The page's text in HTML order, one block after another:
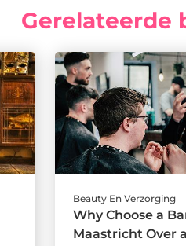
Gerelateerde
Beauty En Verzorging
Why Choose a
Maastricht Over